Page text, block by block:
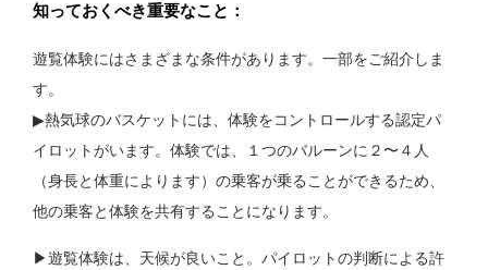
知っておくべき重要なこと：
遊覧体験にはさまざまな条件があります。一部をご紹介しま
す。
▶︎熱気球のバスケットには、体験をコントロールする認定パ
イロットがいます。体験では、１つのバルーンに２〜４人
（身長と体重によります）の乗客が乗ることができるため、
他の乗客と体験を共有することになります。
▶︎遊覧体験は、天候が良いこと。パイロットの判断による許